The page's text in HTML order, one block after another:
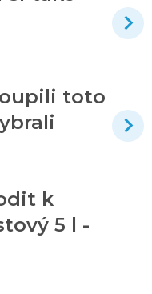
toto
k
5 l -